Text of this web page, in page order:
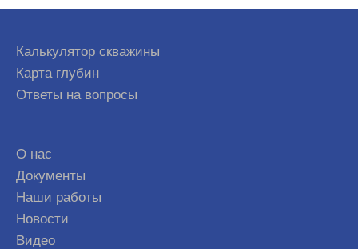
Калькулятор скважины
Карта глубин
Ответы на вопросы
О нас
Документы
Наши работы
Новости
Видео